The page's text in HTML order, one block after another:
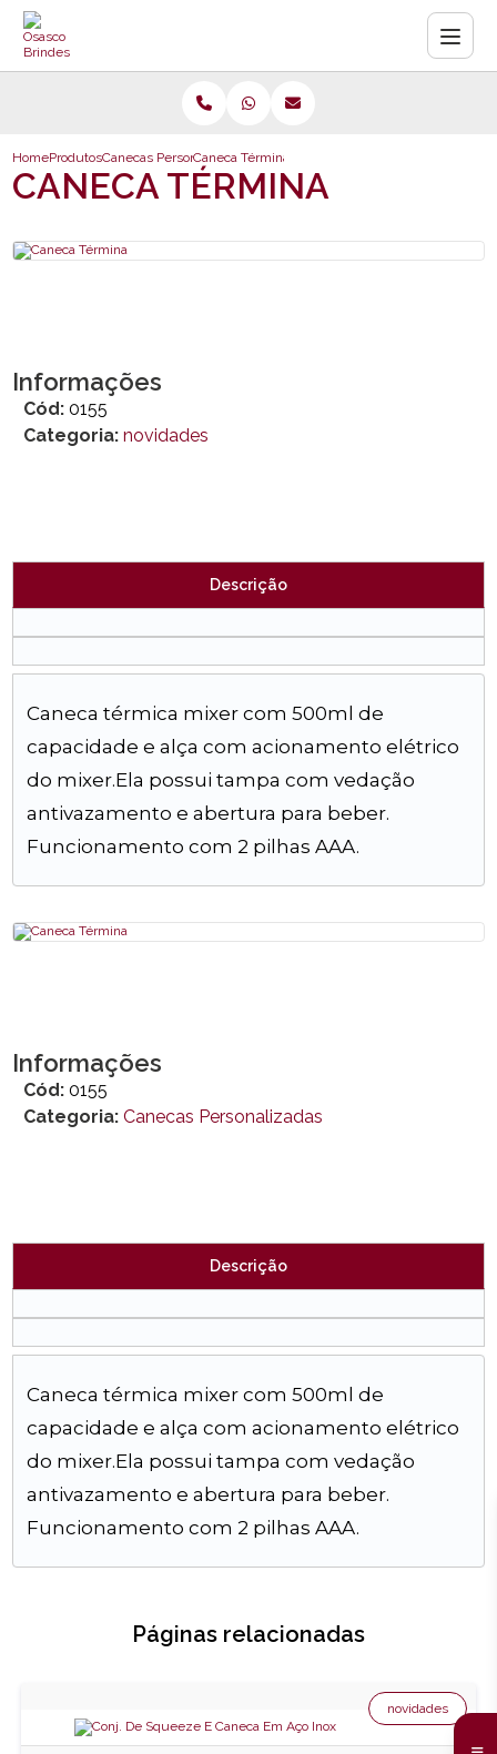
HomeProdutosCanecas Personalizadas
Caneca Términa
CANECA TÉRMINA
Informações
Cód: 0155
Categoria: novidades
Descrição
Caneca térmica mixer com 500ml de
capacidade e alça com acionamento elétrico
do mixer.Ela possui tampa com vedação
antivazamento e abertura para beber.
Funcionamento com 2 pilhas AAA.
Informações
Cód: 0155
Categoria: Canecas Personalizadas
Descrição
Caneca térmica mixer com 500ml de
capacidade e alça com acionamento elétrico
do mixer.Ela possui tampa com vedação
antivazamento e abertura para beber.
Funcionamento com 2 pilhas AAA.
Páginas relacionadas
novidades